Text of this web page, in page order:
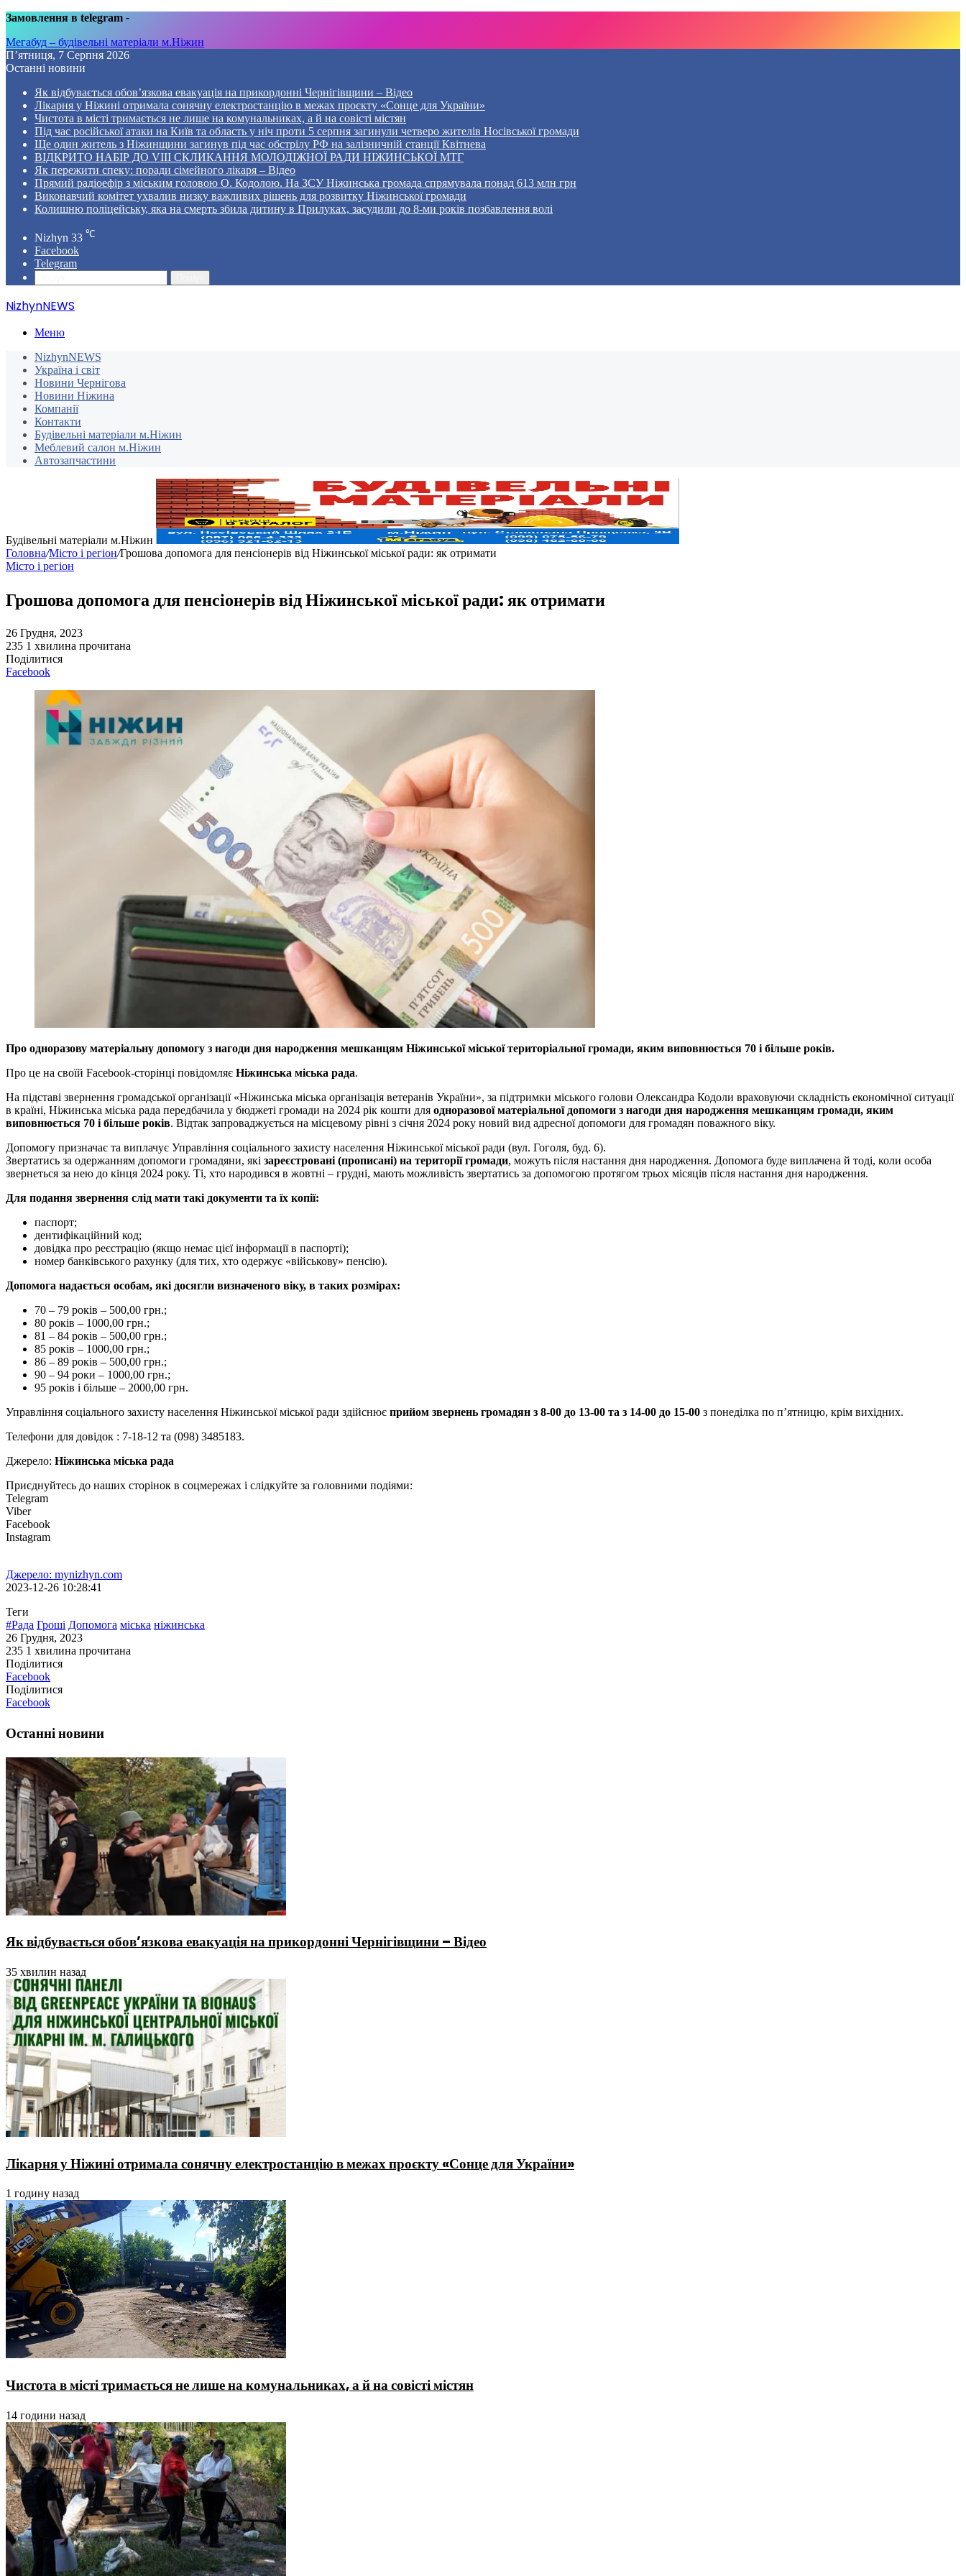
Замовлення в telegram -
Мегабуд – будівельні матеріали м.Ніжин
П’ятниця, 7 Серпня 2026
Останні новини
Як відбувається обов’язкова евакуація на прикордонні Чернігівщини – Відео
Лікарня у Ніжині отримала сонячну електростанцію в межах проєкту «Сонце для України»
Чистота в місті тримається не лише на комунальниках, а й на совісті містян
Під час російської атаки на Київ та область у ніч проти 5 серпня загинули четверо жителів Носівської громади
Ще один житель з Ніжинщини загинув під час обстрілу РФ на залізничній станції Квітнева
ВІДКРИТО НАБІР ДО VIII СКЛИКАННЯ МОЛОДІЖНОЇ РАДИ НІЖИНСЬКОЇ МТГ
Як пережити спеку: поради сімейного лікаря – Відео
Прямий радіоефір з міським головою О. Кодолою. На ЗСУ Ніжинська громада спрямувала понад 613 млн грн
Виконавчий комітет ухвалив низку важливих рішень для розвитку Ніжинської громади
Колишню поліцейську, яка на смерть збила дитину в Прилуках, засудили до 8-ми років позбавлення волі
Nizhyn 33 ℃
Facebook
Telegram
NizhynNEWS
Меню
NizhynNEWS
Україна і світ
Новини Чернігова
Новини Ніжина
Компанії
Контакти
Будівельні матеріали м.Ніжин
Меблевий салон м.Ніжин
Автозапчастини
Будівельні матеріали м.Ніжин
Головна/Місто і регіон/Грошова допомога для пенсіонерів від Ніжинської міської ради: як отримати
Місто і регіон
Грошова допомога для пенсіонерів від Ніжинської міської ради: як отримати
26 Грудня, 2023
235 1 хвилина прочитана
Поділитися
Facebook
Про одноразову матеріальну допомогу з нагоди дня народження мешканцям Ніжинської міської територіальної громади, яким виповнюється 70 і більше років.
Про це на своїй Facebook-сторінці повідомляє Ніжинська міська рада.
На підставі звернення громадської організації «Ніжинська міська організація ветеранів України», за підтримки міського голови Олександра Кодоли враховуючи складність економічної ситуації
в країні, Ніжинська міська рада передбачила у бюджеті громади на 2024 рік кошти для одноразової матеріальної допомоги з нагоди дня народження мешканцям громади, яким
виповнюється 70 і більше років. Відтак запроваджується на місцевому рівні з січня 2024 року новий вид адресної допомоги для громадян поважного віку.
Допомогу призначає та виплачує Управління соціального захисту населення Ніжинської міської ради (вул. Гоголя, буд. 6).
Звертатись за одержанням допомоги громадяни, які зареєстровані (прописані) на території громади, можуть після настання дня народження. Допомога буде виплачена й тоді, коли особа
звернеться за нею до кінця 2024 року. Ті, хто народився в жовтні – грудні, мають можливість звертатись за допомогою протягом трьох місяців після настання дня народження.
Для подання звернення слід мати такі документи та їх копії:
паспорт;
дентифікаційний код;
довідка про реєстрацію (якщо немає цієї інформації в паспорті);
номер банківського рахунку (для тих, хто одержує «військову» пенсію).
Допомога надається особам, які досягли визначеного віку, в таких розмірах:
70 – 79 років – 500,00 грн.;
80 років – 1000,00 грн.;
81 – 84 років – 500,00 грн.;
85 років – 1000,00 грн.;
86 – 89 років – 500,00 грн.;
90 – 94 роки – 1000,00 грн.;
95 років і більше – 2000,00 грн.
Управління соціального захисту населення Ніжинської міської ради здійснює прийом звернень громадян з 8-00 до 13-00 та з 14-00 до 15-00 з понеділка по п’ятницю, крім вихідних.
Телефони для довідок : 7-18-12 та (098) 3485183.
Джерело: Ніжинська міська рада
Приєднуйтесь до наших сторінок в соцмережах і слідкуйте за головними подіями:
Telegram
Viber
Facebook
Instagram
Джерело: mynizhyn.com
2023-12-26 10:28:41
Теги
#Рада Гроші Допомога міська ніжинська
26 Грудня, 2023
235 1 хвилина прочитана
Поділитися
Facebook
Поділитися
Facebook
Останні новини
Як відбувається обов’язкова евакуація на прикордонні Чернігівщини – Відео
35 хвилин назад
Лікарня у Ніжині отримала сонячну електростанцію в межах проєкту «Сонце для України»
1 годину назад
Чистота в місті тримається не лише на комунальниках, а й на совісті містян
14 години назад